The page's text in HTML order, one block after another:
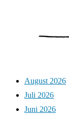
August 2026
Juli 2026
Juni 2026